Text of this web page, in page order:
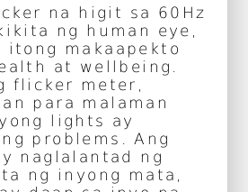
na higit sa 60Hz
ng human eye,
itong makaapekto
at wellbeing.
flicker meter,
para malaman
lights ay
problems. Ang
naglalantad ng
ng inyong mata,